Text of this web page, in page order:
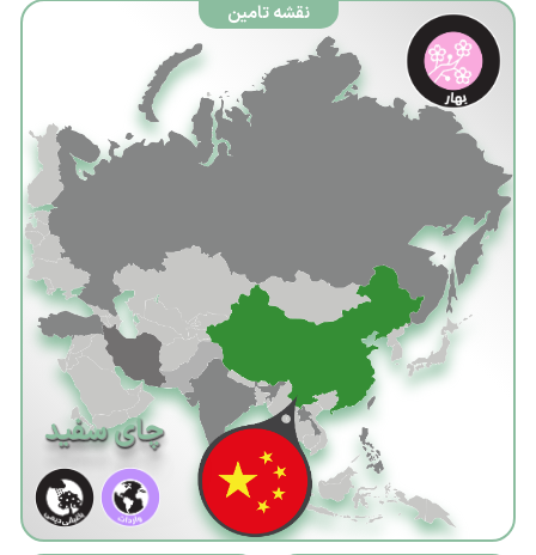
برنامه های
تشویقی ما
باشگاه
راهبران
مجله
مجازی ما
نقشه تامین
چای سفید